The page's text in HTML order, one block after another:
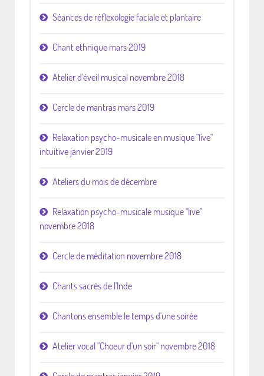
Séances de réflexologie faciale et plantaire
Chant ethnique mars 2019
Atelier d'éveil musical novembre 2018
Cercle de mantras mars 2019
Relaxation psycho-musicale en musique "live"
intuitive janvier 2019
Ateliers du mois de décembre
Relaxation psycho-musicale musique "live"
novembre 2018
Cercle de méditation novembre 2018
Chants sacrés de l'Inde
Chantons ensemble le temps d'une soirée
Atelier vocal "Choeur d'un soir" novembre 2018